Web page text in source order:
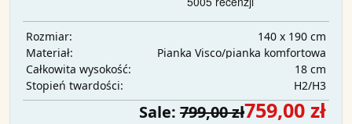
Rozmiar:
140 x 190 cm
Materiał:
Pianka Visco/pianka komfortowa
Całkowita wysokość:
18 cm
Stopień twardości:
H2/H3
Sale: 799,00 zł759,00 zł